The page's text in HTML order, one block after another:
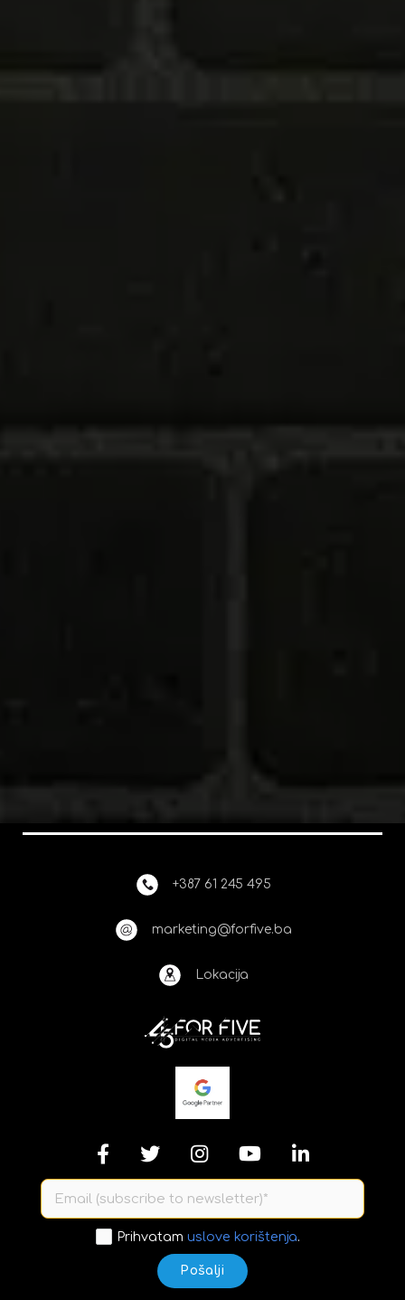
+387 61 245 495
marketing@forfive.ba
Lokacija
Prihvatam uslove korištenja.
Pošalji